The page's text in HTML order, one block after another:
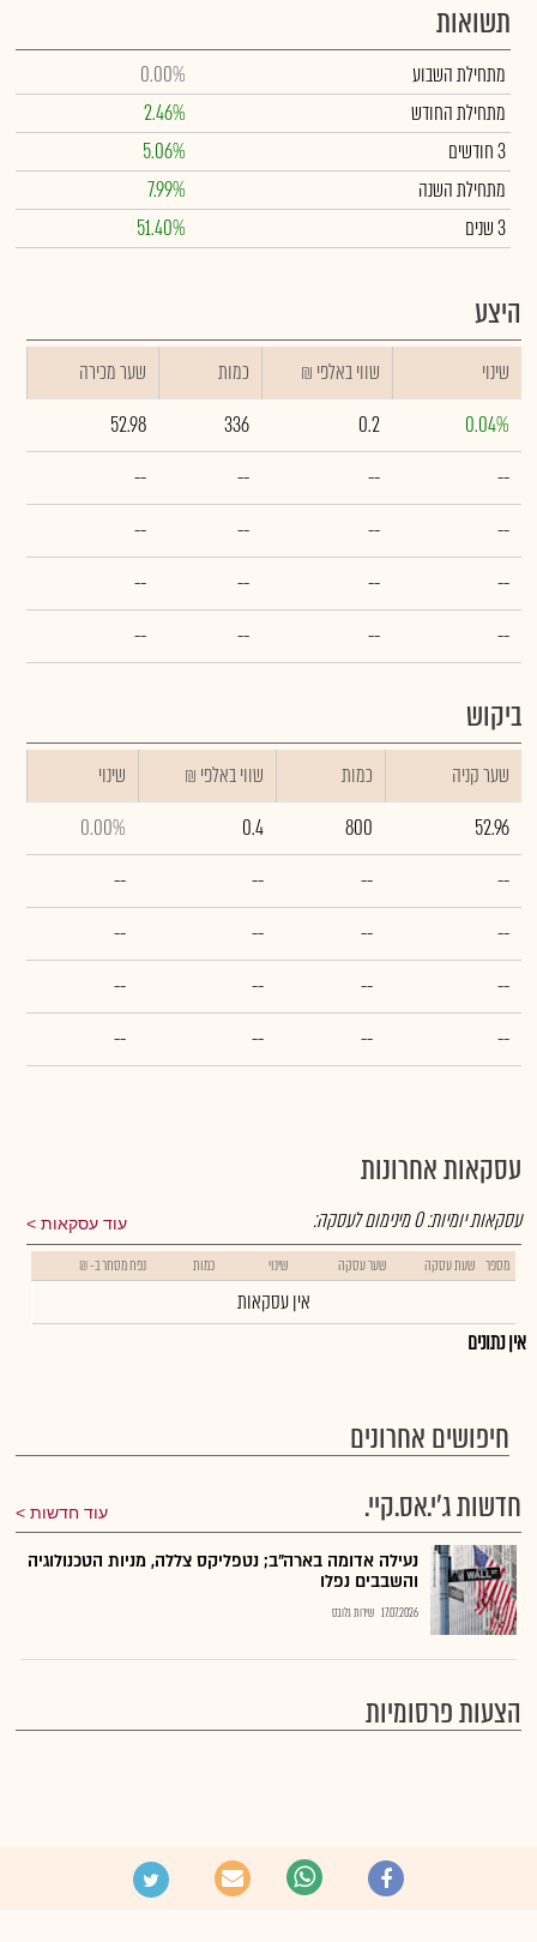
תשואות
מתחילת השבוע
0.00%
מתחילת החודש
2.46%
3 חודשים
5.06%
מתחילת השנה
7.99%
3 שנים
51.40%
היצע
שינוי ₪ שווי באלפי כמות
שער מכירה
0.04%
0.2
336
52.98
--
--
--
--
--
--
--
--
--
--
--
--
--
--
--
--
ביקוש
שער קניה כמות ₪ שווי באלפי
שינוי
52.96
800
0.4
0.00%
--
--
--
--
--
--
--
--
--
--
--
--
--
--
--
--
עסקאות אחרונות
עוד עסקאות עסקאות יומיות:0מינימום לעסקה:
מספר שעת עסקה שער עסקה שינוי כמות נפח מסחר ב- ₪
אין עסקאות
אין נתונים
חיפושים אחרונים
חדשות ג'י.אס.קיי.
עוד חדשות
נעילה אדומה בארה"ב; נטפליקס צללה, מניות הטכנולוגיה
והשבבים נפלו
17.07.2026 שירות גלובס
הצעות פרסומיות